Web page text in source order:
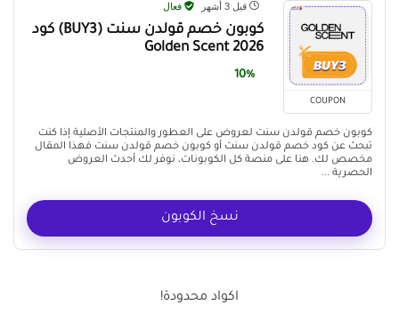
COUPON
قبل 3 أشهر فعال
كوبون خصم قولدن سنت (BUY3) كود
Golden Scent 2026
10%
كوبون خصم قولدن سنت لعروض على العطور والمنتجات الأصلية إذا كنت
تبحث عن كود خصم قولدن سنت أو كوبون خصم قولدن سنت فهذا المقال
مخصص لك. هنا على منصة كل الكوبونات، نوفر لك أحدث العروض
الحصرية ...
نسخ الكوبون
اكواد محدودة!